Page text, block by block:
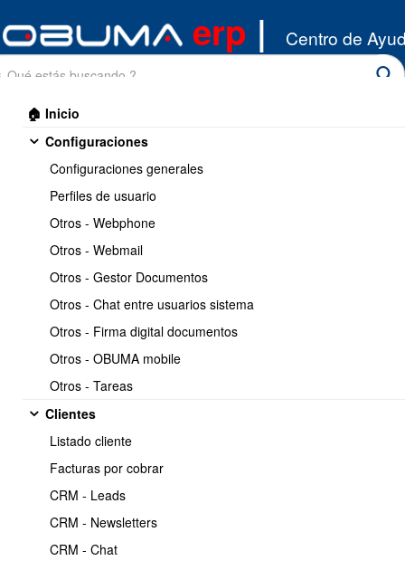
erp | Centro de
🏠 Inicio
Configuraciones
Configuraciones generales
Perfiles de usuario
Otros - Webphone
Otros - Webmail
Otros - Gestor Documentos
Otros - Chat entre usuarios sistema
Otros - Firma digital documentos
Otros - OBUMA mobile
Otros - Tareas
Clientes
Listado cliente
Facturas por cobrar
CRM - Leads
CRM - Newsletters
CRM - Chat
Configuraciones
Imprimir << Anterior 7 / 16
Crear Bodegas.
Copiar
https://www.obuma.cl/ayuda/articulo/8/crear-
bodegas
Para crear bodegas debe realizar los siguientes pasos:
Ir a menú superior Mi Empresa